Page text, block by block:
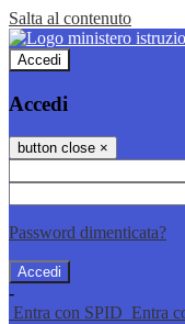
Salta al contenuto
Accedi
Accedi
button close ×
Password dimenticata?
-
Entra con SPID Entra